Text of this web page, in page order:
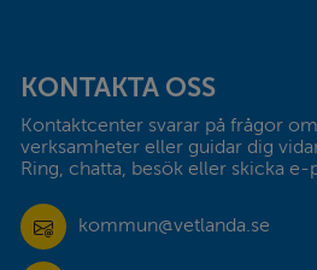
KONTAKTA OSS
Kontaktcenter svarar på frågor
verksamheter eller guidar dig
Ring, chatta, besök eller skicka
kommun@vetlanda.se